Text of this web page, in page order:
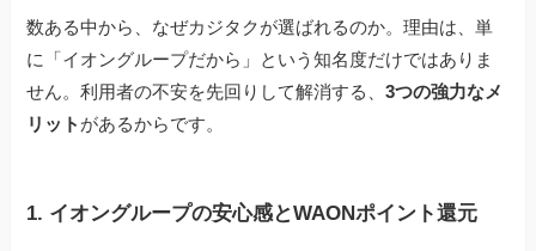
数ある中から、なぜカジタクが選ばれるのか。理由は、単
に「イオングループだから」という知名度だけではありま
せん。利用者の不安を先回りして解消する、3つの強力なメ
リット があるからです。
1. イオングループの安心感とWAONポイント還元